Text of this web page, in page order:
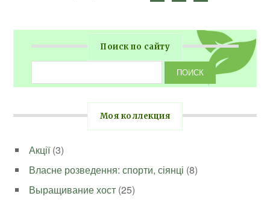
Поиск по сайту
Моя коллекция
Акції(3)
Власне розведення: спорти, сіянці (8)
Выращивание хост (25)